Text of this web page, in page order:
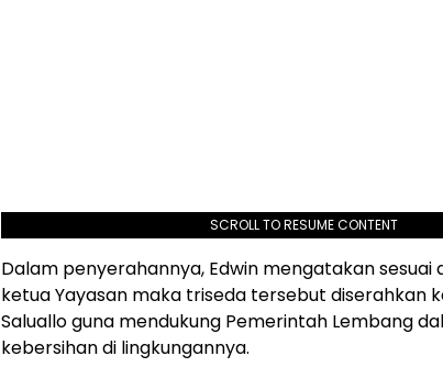
SCROLL TO RESUME CONTENT
Dalam penyerahannya, Edwin mengatakan sesuai
ketua Yayasan maka triseda tersebut diserahkan
Saluallo guna mendukung Pemerintah Lembang
kebersihan di lingkungannya.